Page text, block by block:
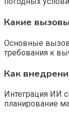
Какие
Основные
требования к
Как
Интеграция ИИ
планирование